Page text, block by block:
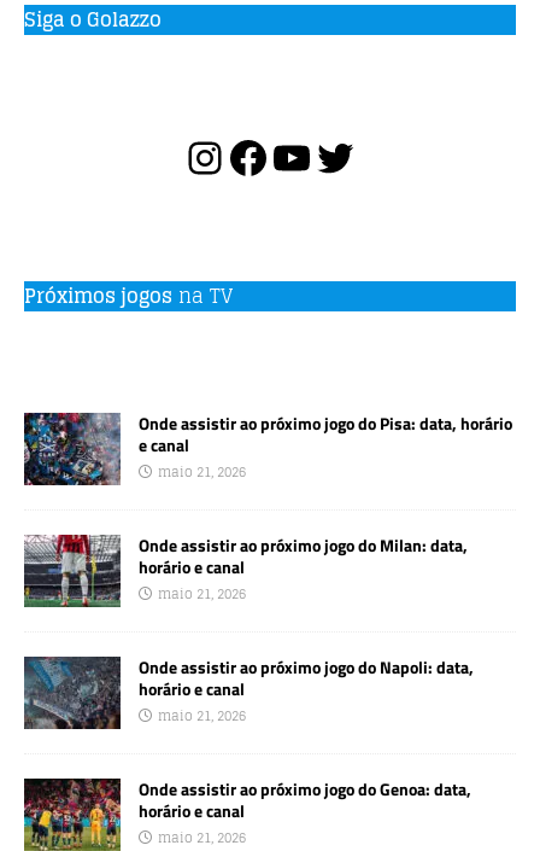
Siga o Golazzo
Próximos jogos na TV
Onde assistir ao próximo jogo do Pisa: data, horário
e canal
maio 21, 2026
Onde assistir ao próximo jogo do Milan: data,
horário e canal
maio 21, 2026
Onde assistir ao próximo jogo do Napoli: data,
horário e canal
maio 21, 2026
Onde assistir ao próximo jogo do Genoa: data,
horário e canal
maio 21, 2026